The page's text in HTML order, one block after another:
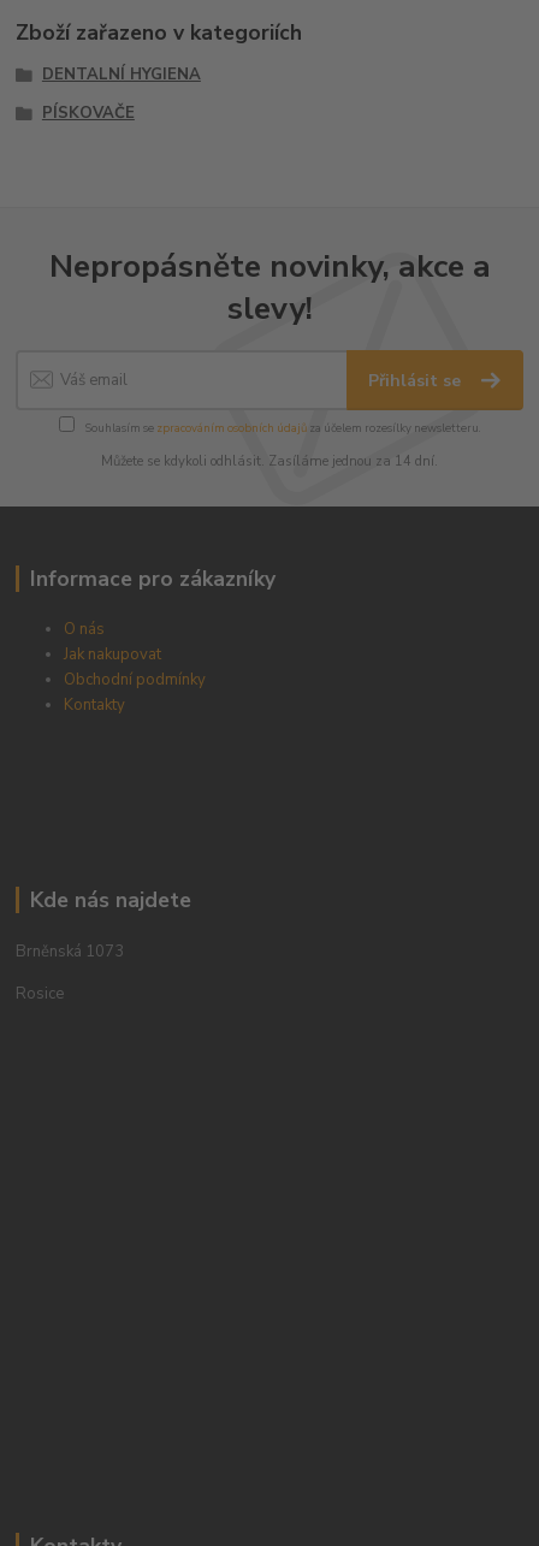
Zboží zařazeno v kategoriích
DENTALNÍ HYGIENA
PÍSKOVAČE
Nepropásněte novinky, akce a
slevy!
Přihlásit se
Souhlasím se zpracováním osobních údajůza účelem rozesílky newsletteru.
Můžete se kdykoli odhlásit. Zasíláme jednou za 14 dní.
Informace pro zákazníky
O nás
Jak nakupovat
Obchodní podmínky
Kontakty
Kde nás najdete
Brněnská 1073
Rosice